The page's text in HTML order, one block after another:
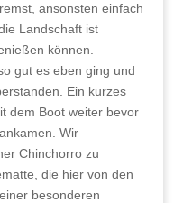
ansonsten einfach
Landschaft ist
können.
gut es eben ging und
Ein kurzes
dem Boot weiter bevor
Wir
Chinchorro zu
die hier von den
besonderen